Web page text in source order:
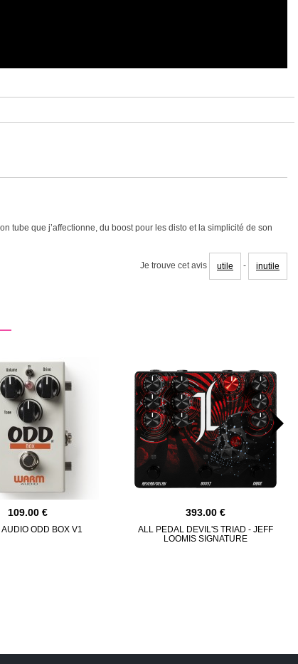
tube que j’affectionne, du boost pour les disto et la simplicité de son
Je trouve cet avis utile - inutile
109.00
ODD BOX V1
393.00
ALL PEDAL DEVIL'S TRIAD - JEFF
LOOMIS SIGNATURE